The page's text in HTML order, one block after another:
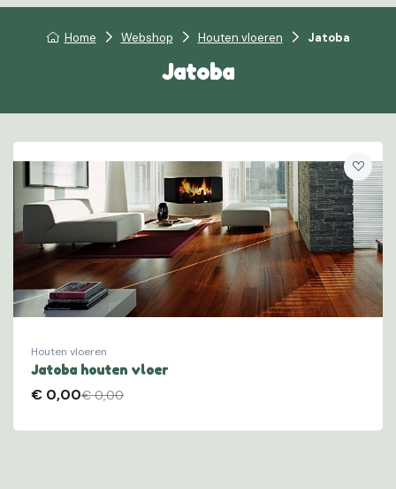
Home Webshop Houten vloeren Jatoba
Jatoba
Houten vloeren
Jatoba houten vloer
€ 0,00€ 0,00